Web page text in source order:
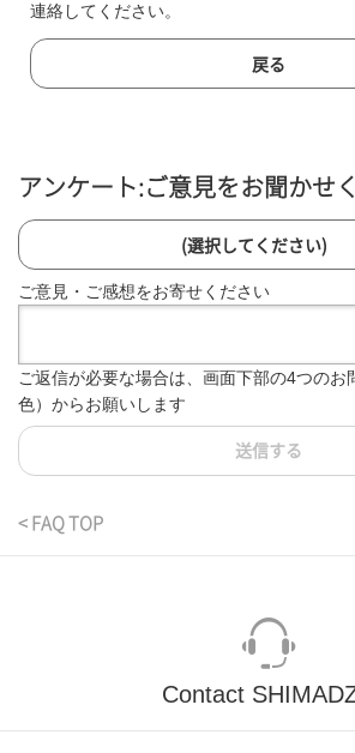
連絡してください。
戻る
アンケート:ご意見をお聞かせ
(選択してください)
ご意見・ご感想をお寄せください
ご返信が必要な場合は、画面下部の4つのお
色）からお願いします
送信する
< FAQ TOP
Contact